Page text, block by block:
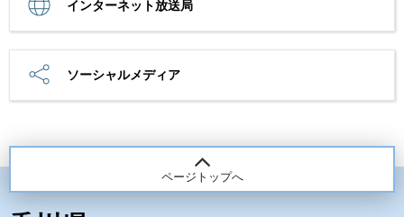
インターネット放送局
ソーシャルメディア
ページトップへ